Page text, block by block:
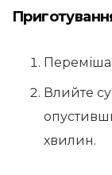
Влийте
хвилин.